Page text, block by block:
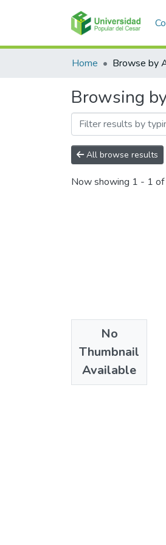
Home Browse by
Browsing
All browse results
Now showing 1 - 1
No
Thumbnail
Available